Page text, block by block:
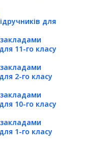
для
11-го класу
2-го класу
10-го класу
1-го класу